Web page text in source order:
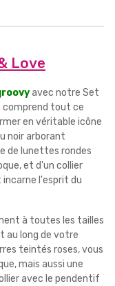
Love
avec notre Set
comprend tout ce
en véritable icône
noir arborant
de lunettes rondes
et d'un collier
incarne l'esprit du
à toutes les tailles
long de votre
teintés roses, vous
mais aussi une
avec le pendentif